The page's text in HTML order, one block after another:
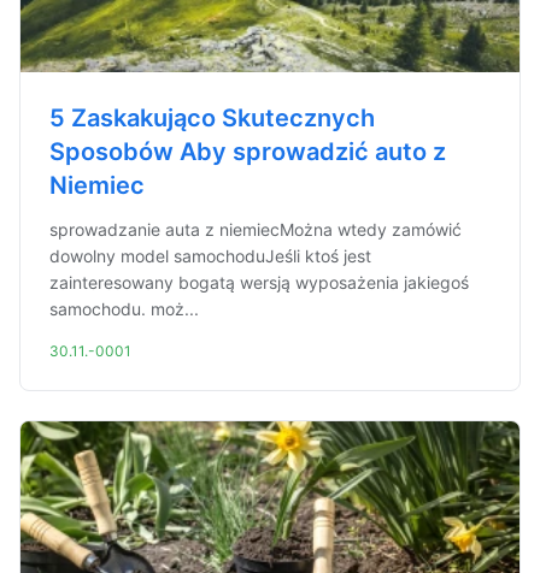
5 Zaskakująco Skutecznych
Sposobów Aby sprowadzić auto z
Niemiec
sprowadzanie auta z niemiecMożna wtedy zamówić
dowolny model samochoduJeśli ktoś jest
zainteresowany bogatą wersją wyposażenia jakiegoś
samochodu. moż...
30.11.-0001